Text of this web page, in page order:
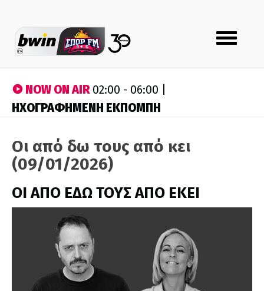
Toggle
navigation
NOW ON AIR02:00 - 06:00 |
ΗΧΟΓΡΑΦΗΜΕΝΗ ΕΚΠΟΜΠΗ
Οι από δω τους από κει
(09/01/2026)
ΟΙ ΑΠΟ ΕΔΩ ΤΟΥΣ ΑΠΟ ΕΚΕΙ